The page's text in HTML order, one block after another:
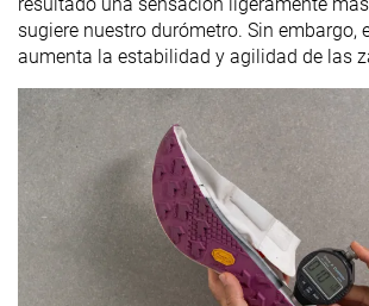
sugiere nuestro durómetro. Sin embargo,
aumenta la estabilidad y agilidad de las